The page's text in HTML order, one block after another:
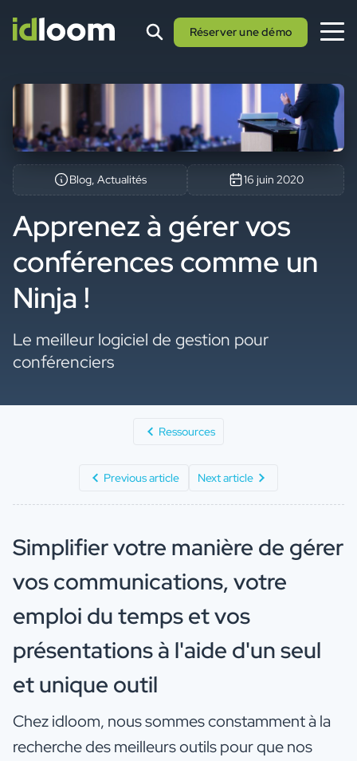
Réserver une démo
Blog, Actualités 16 juin 2020
Apprenez à gérer vos
conférences comme un
Ninja !
Le meilleur logiciel de gestion pour
conférenciers
Ressources
Previous article Next article
Simplifier votre manière de gérer
vos communications, votre
emploi du temps et vos
présentations à l'aide d'un seul
et unique outil
Chez idloom, nous sommes constamment à la
recherche des meilleurs outils pour que nos